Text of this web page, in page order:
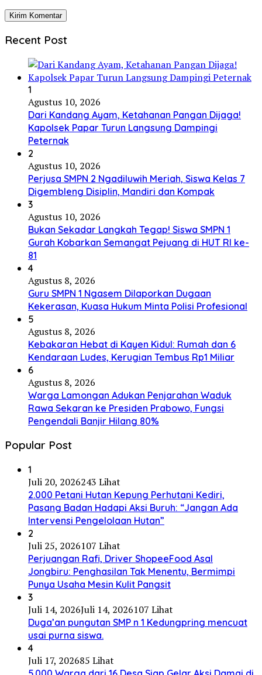
Recent Post
1
Agustus 10, 2026
Dari Kandang Ayam, Ketahanan Pangan Dijaga!
Kapolsek Papar Turun Langsung Dampingi
Peternak
2
Agustus 10, 2026
Perjusa SMPN 2 Ngadiluwih Meriah, Siswa Kelas 7
Digembleng Disiplin, Mandiri dan Kompak
3
Agustus 10, 2026
Bukan Sekadar Langkah Tegap! Siswa SMPN 1
Gurah Kobarkan Semangat Pejuang di HUT RI ke-
81
4
Agustus 8, 2026
Guru SMPN 1 Ngasem Dilaporkan Dugaan
Kekerasan, Kuasa Hukum Minta Polisi Profesional
5
Agustus 8, 2026
Kebakaran Hebat di Kayen Kidul: Rumah dan 6
Kendaraan Ludes, Kerugian Tembus Rp1 Miliar
6
Agustus 8, 2026
Warga Lamongan Adukan Penjarahan Waduk
Rawa Sekaran ke Presiden Prabowo, Fungsi
Pengendali Banjir Hilang 80%
Popular Post
1
Juli 20, 2026243 Lihat
2.000 Petani Hutan Kepung Perhutani Kediri,
Pasang Badan Hadapi Aksi Buruh: “Jangan Ada
Intervensi Pengelolaan Hutan”
2
Juli 25, 2026107 Lihat
Perjuangan Rafi, Driver ShopeeFood Asal
Jongbiru: Penghasilan Tak Menentu, Bermimpi
Punya Usaha Mesin Kulit Pangsit
3
Juli 14, 2026Juli 14, 2026107 Lihat
Duga’an pungutan SMP n 1 Kedungpring mencuat
usai purna siswa.
4
Juli 17, 202685 Lihat